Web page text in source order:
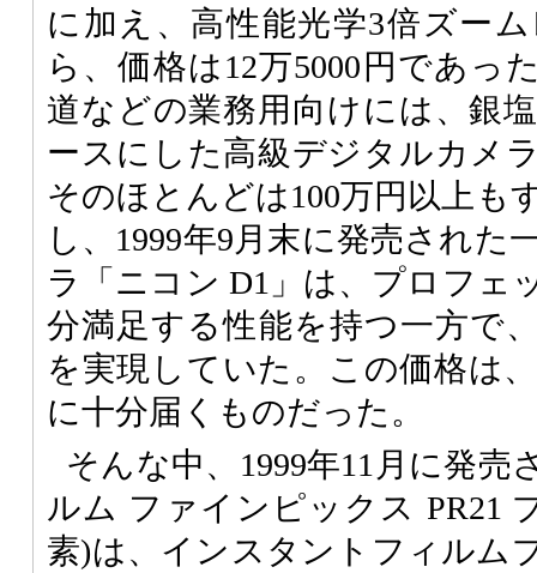
に加え、高性能光学3倍ズー
ら、価格は12万5000円であ
道などの業務用向けには、銀
ースにした高級デジタルカメ
そのほとんどは100万円以上も
し、1999年9月末に発売された
ラ「ニコン D1」は、プロフェ
分満足する性能を持つ一方で
を実現していた。この価格は
に十分届くものだった。
そんな中、1999年11月に発売
ルム ファインピックス PR21
素)は、インスタントフィルム